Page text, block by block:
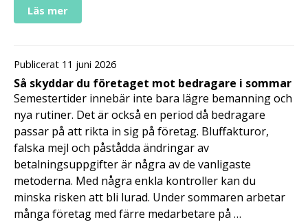
Läs mer
Publicerat 11 juni 2026
Så skyddar du företaget mot bedragare i sommar
Semestertider innebär inte bara lägre bemanning och
nya rutiner. Det är också en period då bedragare
passar på att rikta in sig på företag. Bluffakturor,
falska mejl och påstådda ändringar av
betalningsuppgifter är några av de vanligaste
metoderna. Med några enkla kontroller kan du
minska risken att bli lurad. Under sommaren arbetar
många företag med färre medarbetare på …